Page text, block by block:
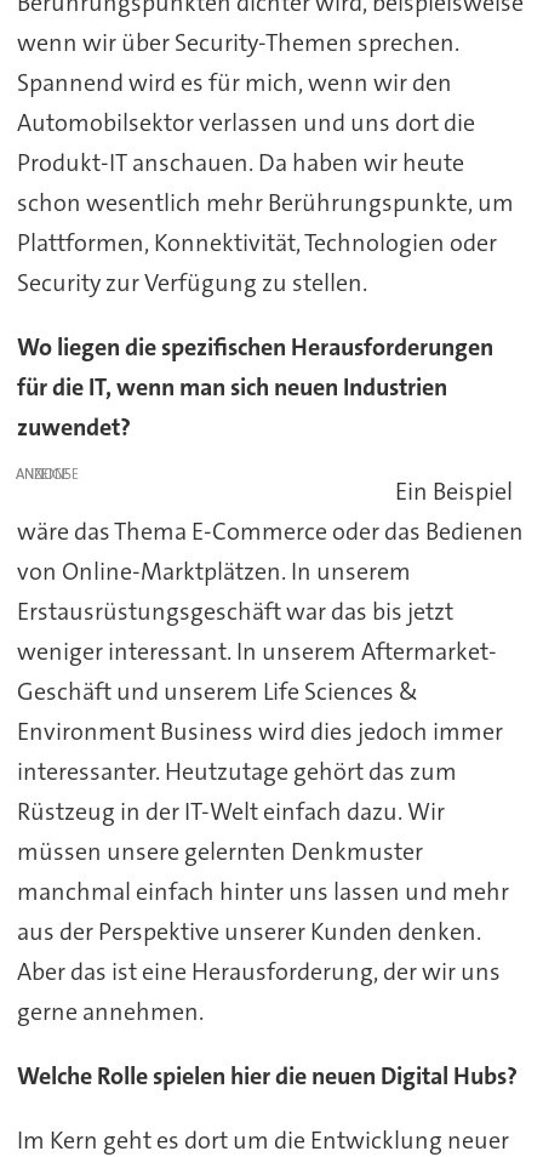
wenn wir über Security-Themen sprechen.
Spannend wird es für mich, wenn wir den
Automobilsektor verlassen und uns dort die
Produkt-IT anschauen. Da haben wir heute
schon wesentlich mehr Berührungspunkte, um
Plattformen, Konnektivität, Technologien oder
Security zur Verfügung zu stellen.
Wo liegen die spezifischen Herausforderungen
für die IT, wenn man sich neuen Industrien
zuwendet?
ANZEIGE
Ein Beispiel
wäre das Thema E-Commerce oder das Bedienen
von Online-Marktplätzen. In unserem
Erstausrüstungsgeschäft war das bis jetzt
weniger interessant. In unserem Aftermarket-
Geschäft und unserem Life Sciences &
Environment Business wird dies jedoch immer
interessanter. Heutzutage gehört das zum
Rüstzeug in der IT-Welt einfach dazu. Wir
müssen unsere gelernten Denkmuster
manchmal einfach hinter uns lassen und mehr
aus der Perspektive unserer Kunden denken.
Aber das ist eine Herausforderung, der wir uns
gerne annehmen.
Welche Rolle spielen hier die neuen Digital Hubs?
Im Kern geht es dort um die Entwicklung neuer